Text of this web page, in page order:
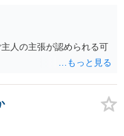
人の主張が認められる可